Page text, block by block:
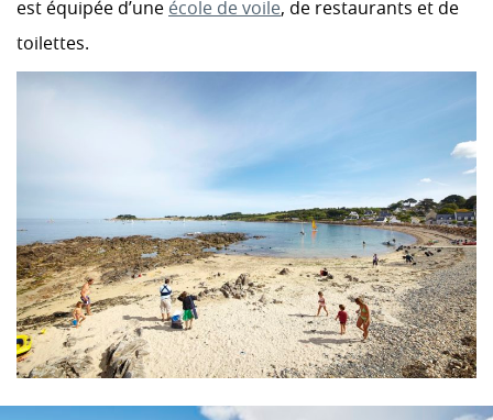
est équipée d’une école de voile, de restaurants et de
toilettes.